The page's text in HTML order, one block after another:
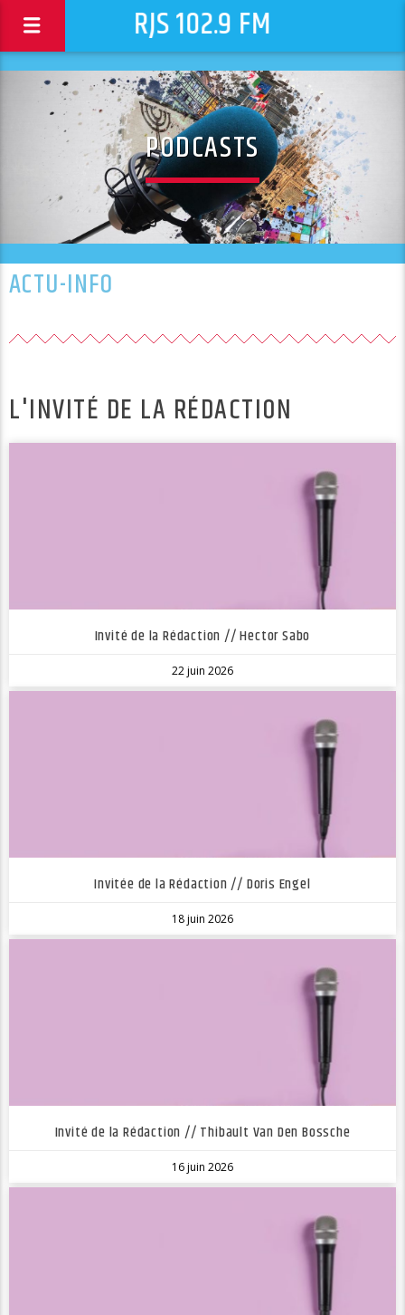
RJS 102.9 FM
PODCASTS
ACTU-INFO
L'INVITÉ DE LA RÉDACTION
Invité de la Rédaction // Hector Sabo
22 juin 2026
Invitée de la Rédaction // Doris Engel
18 juin 2026
Invité de la Rédaction // Thibault Van Den Bossche
16 juin 2026